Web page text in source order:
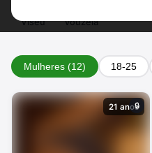
Viseu Vouzela
Mulheres (12) 18-25
21 anos
🔒